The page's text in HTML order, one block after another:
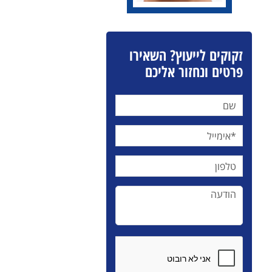
זקוקים לייעוץ? השאירו
פרטים ונחזור אליכם